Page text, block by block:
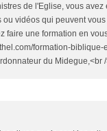
de l'Eglise, vous
vidéos qui peuvent
faire une formation en
formation-biblique-
du Midegue,<br